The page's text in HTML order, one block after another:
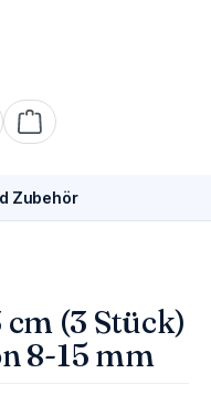
Warenkorb enthält 0
Zubehör
(3 Stück)
8-15 mm